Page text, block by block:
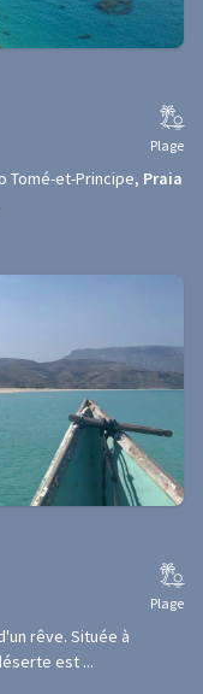
Plage
Tomé-et-Principe, Praia
Plage
rêve. Située à
est ...